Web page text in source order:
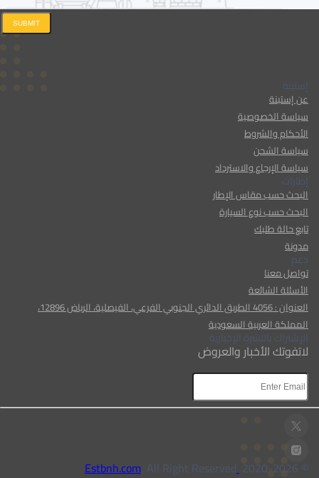
إستبنة
عن إستبنة
سياسة الخصوصية
الأحكام والشروط
سياسة الشحن
سياسة الإرجاع والاسترداد
إطارات
البحث حسب مقاس الإطار
البحث حسب نوع السيارة
تابع حالة طلبك
مدونة
دعم
تواصل معنا
الأسئلة الشائعة
العنوان : 4056 الطريق الدائري الجنوبي الفرعي، الفيصلية، الرياض 12896،
المملكة العربية السعودية
الإشتراك بالنشرة الإخبارية
لاتفوتك الأخبار والعروض
SUBMIT
© 2020-
2026
Estbnh.com
, All Right Reserved